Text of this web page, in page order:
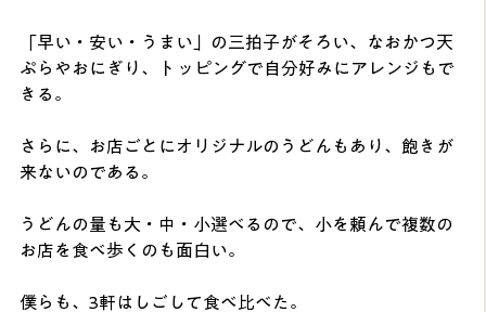
「早い・安い・うまい」の三拍子がそろい、なおかつ天
ぷらやおにぎり、トッピングで自分好みにアレンジもで
きる。
さらに、お店ごとにオリジナルのうどんもあり、飽きが
来ないのである。
うどんの量も大・中・小選べるので、小を頼んで複数の
お店を食べ歩くのも面白い。
僕らも、3軒はしごして食べ比べた。